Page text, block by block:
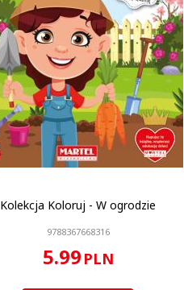
Kolekcja Koloruj - W ogrodzie
9788367668316
5.99 PLN